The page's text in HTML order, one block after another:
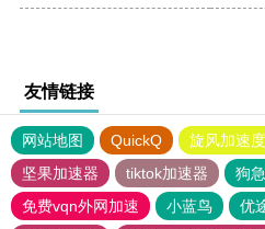
友情链接
网站地图 QuickQ 旋风加速
坚果加速器
tiktok加速器
狗
免费vqn外网加速
小蓝鸟 优